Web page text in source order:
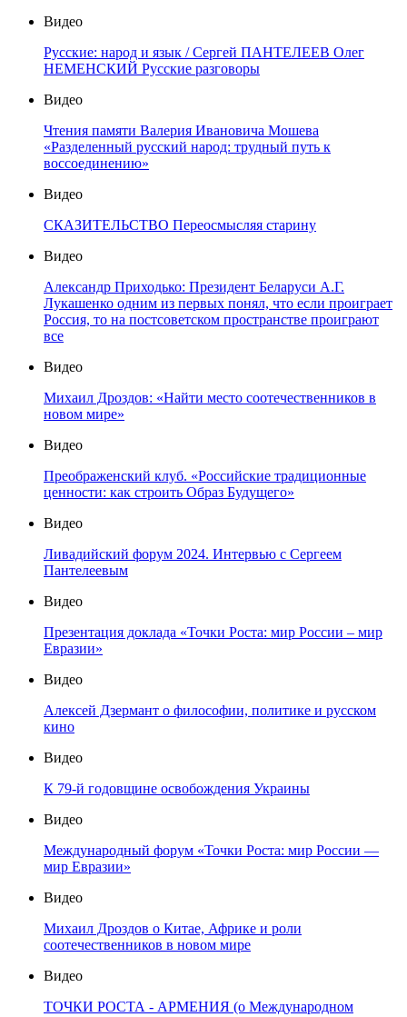
Видео
Русские: народ и язык / Сергей ПАНТЕЛЕЕВ Олег
НЕМЕНСКИЙ Русские разговоры
Видео
Чтения памяти Валерия Ивановича Мошева
«Разделенный русский народ: трудный путь к
воссоединению»
Видео
СКАЗИТЕЛЬСТВО Переосмысляя старину
Видео
Александр Приходько: Президент Беларуси А.Г.
Лукашенко одним из первых понял, что если проиграет
Россия, то на постсоветском пространстве проиграют
все
Видео
Михаил Дроздов: «Найти место соотечественников в
новом мире»
Видео
Преображенский клуб. «Российские традиционные
ценности: как строить Образ Будущего»
Видео
Ливадийский форум 2024. Интервью с Сергеем
Пантелеевым
Видео
Презентация доклада «Точки Роста: мир России – мир
Евразии»
Видео
Алексей Дзермант о философии, политике и русском
кино
Видео
К 79-й годовщине освобождения Украины
Видео
Международный форум «Точки Роста: мир России —
мир Евразии»
Видео
Михаил Дроздов о Китае, Африке и роли
соотечественников в новом мире
Видео
ТОЧКИ РОСТА - АРМЕНИЯ (о Международном